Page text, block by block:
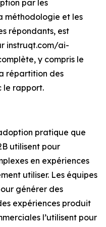
par les
méthodologie et les
répondants, est
instruqt.com/ai-
y compris le
répartition des
le rapport.
pratique que
utilisent pour
en expériences
utiliser. Les équipes
générer des
expériences produit
l’utilisent pour